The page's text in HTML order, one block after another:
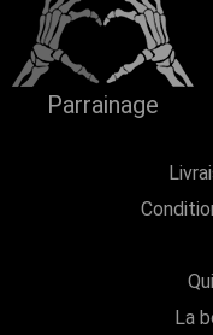
Parrainage
La